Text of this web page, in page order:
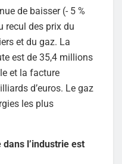
de baisser (- 5 %
recul des prix du
et du gaz. La
est de 35,4 millions
et la facture
d’euros. Le gaz
les plus
dans l’industrie est